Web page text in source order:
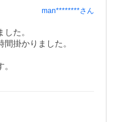
man********さん
た。
掛かりました。